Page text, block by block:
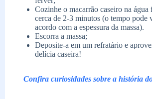
Cozinhe o macarrão caseiro na água
cerca de 2-3 minutos (o tempo pode
acordo com a espessura da massa).
Escorra a massa;
Deposite-a em um refratário e
delícia caseira!
Confira curiosidades sobre a história